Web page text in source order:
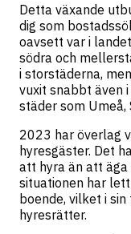
Detta växande
dig som
oavsett var i
södra och
i storstäderna,
vuxit snabbt även
städer som Umeå,
2023 har överlag
hyresgäster. Det
att hyra än att
situationen har
boende, vilket i
hyresrätter.